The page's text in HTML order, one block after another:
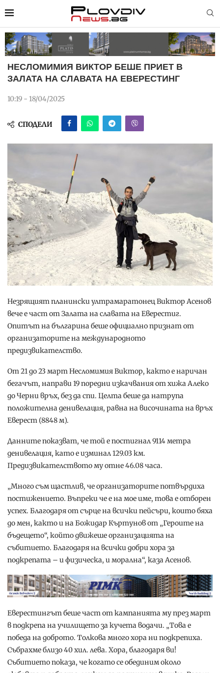
НЕСЛОМИМИЯ ВИКТОР БЕШЕ ПРИЕТ В
ЗАЛАТА НА СЛАВАТА НА ЕВЕРЕСТИНГ
10:19 - 18/04/2025
СПОДЕЛИ
Незрящият планински ултрамаратонец Виктор Асенов
вече е част от Залата на славата на Еверестиг.
Опитът на българина беше официално признат от
организаторите на международното
предизвикателство.
От 21 до 23 март Несломимия Виктор, както е наричан
бегачът, направи 19 поредни изкачвания от хижа Алеко
до Черни връх, без да спи. Целта беше да натрупа
положителна денивелация, равна на височината на връх
Еверест (8848 м).
Данните показват, че той е постигнал 9114 метра
денивелация, като е изминал 129.03 км.
Предизвикателството му отне 46.08 часа.
„Много съм щастлив, че организаторите потвърдиха
постижението. Въпреки че е на мое име, това е отборен
успех. Благодаря от сърце на всички пейсъри, които бяха
до мен, както и на Божидар Къртунов от „Героите на
бъдещето“, който движеше организацията на
събитието. Благодаря на всички добри хора за
подкрепата – и физическа, и морална“, каза Асенов.
Еверестингът беше част от кампанията му през март
в подкрепа на училището за кучета водачи. „Това е
победа на доброто. Толкова много хора ни подкрепиха.
Събрахме близо 40 хил. лева. Хора, благодаря ви!
Събитието показа, че когато се обединим около